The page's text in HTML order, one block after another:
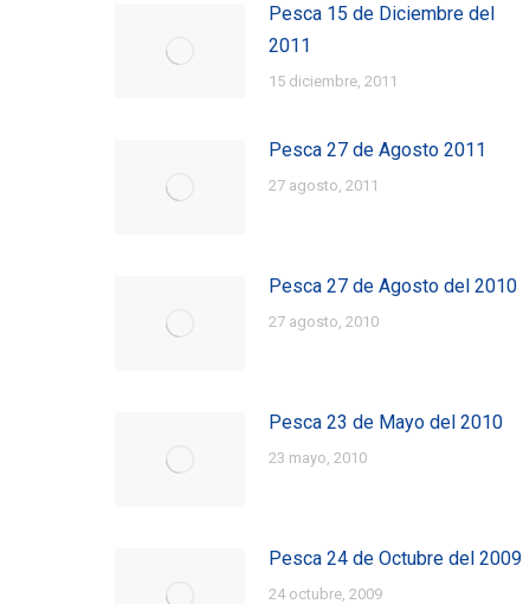
Pesca 15 de Diciembre del
2011
15 diciembre, 2011
Pesca 27 de Agosto 2011
27 agosto, 2011
Pesca 27 de Agosto del 2010
27 agosto, 2010
Pesca 23 de Mayo del 2010
23 mayo, 2010
Pesca 24 de Octubre del 2009
24 octubre, 2009